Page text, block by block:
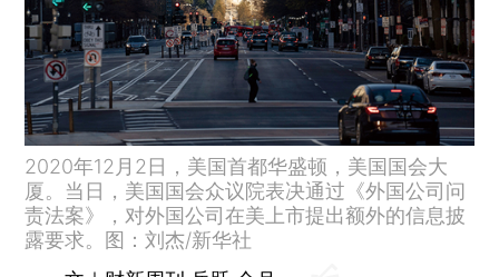
2020年12月2日，美国首都华盛顿，美国国会大
厦。当日，美国国会众议院表决通过《外国公司问
责法案》，对外国公司在美上市提出额外的信息披
露要求。图：刘杰/新华社